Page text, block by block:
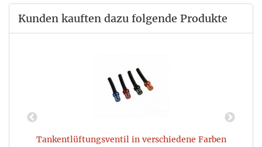
Kunden kauften dazu folgende Produkte
Tankentlüftungsventil in verschiedene Farben